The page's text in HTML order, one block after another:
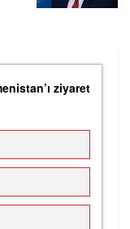
ziyaret